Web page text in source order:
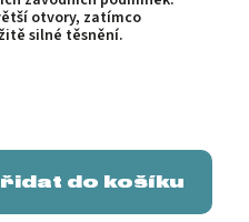
otvory, zatímco
silné těsnění.
do košíku